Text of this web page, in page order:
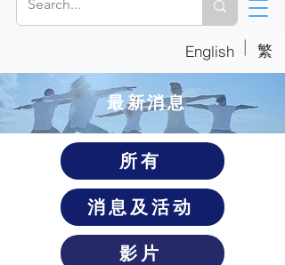
English | 繁
​最新消息
所有
消息及活动
影片